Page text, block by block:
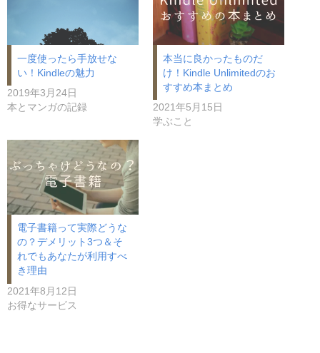
一度使ったら手放せな
い！Kindleの魅力
2019年3月24日
本とマンガの記録
本当に良かったものだ
け！Kindle Unlimitedのお
すすめ本まとめ
2021年5月15日
学ぶこと
電子書籍って実際どうな
の？デメリット3つ＆そ
れでもあなたが利用すべ
き理由
2021年8月12日
お得なサービス